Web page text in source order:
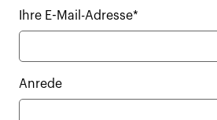
Ihre E-Mail-Adresse*
Anrede